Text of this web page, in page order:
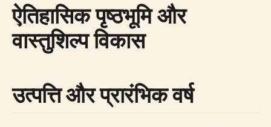
ऐतिहासिक पृष्ठभूमि और
वास्तुशिल्प विकास
उत्पत्ति और प्रारंभिक वर्ष